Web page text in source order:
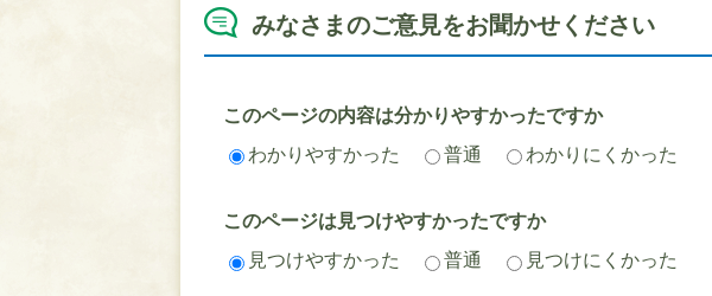
みなさまのご意見をお聞かせください
このページの内容は分かりやすかったですか
わかりやすかった
普通 わかりにくかった
このページは見つけやすかったですか
見つけやすかった
普通 見つけにくかった